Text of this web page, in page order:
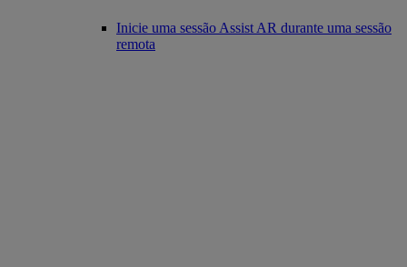
Inicie uma sessão Assist AR durante uma sessão
remota